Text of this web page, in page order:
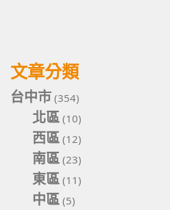
文章分類
台中市 (354)
北區 (10)
西區 (12)
南區 (23)
東區 (11)
中區 (5)